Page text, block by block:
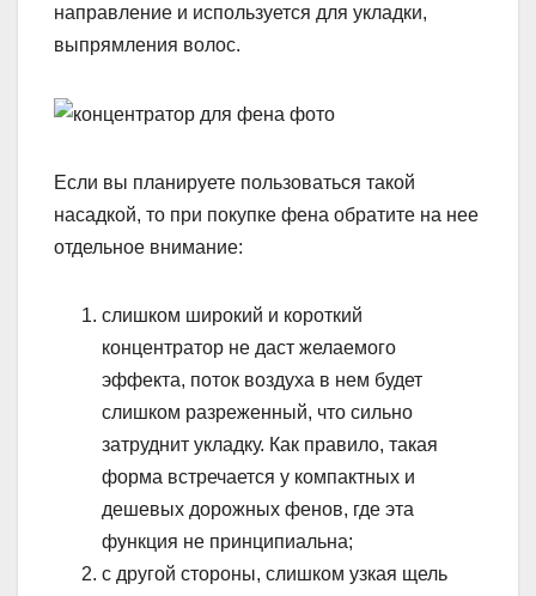
направление и используется для укладки,
выпрямления волос.
Если вы планируете пользоваться такой
насадкой, то при покупке фена обратите на нее
отдельное внимание:
слишком широкий и короткий
концентратор не даст желаемого
эффекта, поток воздуха в нем будет
слишком разреженный, что сильно
затруднит укладку. Как правило, такая
форма встречается у компактных и
дешевых дорожных фенов, где эта
функция не принципиальна;
с другой стороны, слишком узкая щель